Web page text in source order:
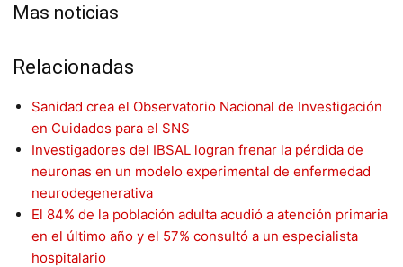
Mas noticias
Relacionadas
Sanidad crea el Observatorio Nacional de Investigación
en Cuidados para el SNS
Investigadores del IBSAL logran frenar la pérdida de
neuronas en un modelo experimental de enfermedad
neurodegenerativa
El 84% de la población adulta acudió a atención primaria
en el último año y el 57% consultó a un especialista
hospitalario